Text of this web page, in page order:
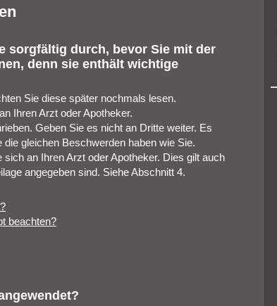
sorgfältig durch, bevor Sie mit der
denn sie enthält wichtige
Sie diese später nochmals lesen.
Ihren Arzt oder Apotheker.
Geben Sie es nicht an Dritte weiter. Es
gleichen Beschwerden haben wie Sie.
an Ihren Arzt oder Apotheker. Dies gilt auch
angegeben sind. Siehe Abschnitt 4.
beachten?